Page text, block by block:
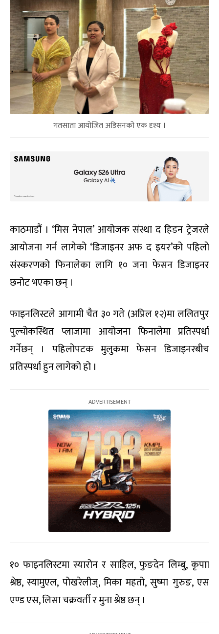
गतसाता आयोजित अडिसनको एक दृश्य ।
काठमाडौं । ‘मिस नेपाल’ आयोजक संस्था द हिडन ट्रेजरले
आयोजना गर्न लागेको ‘डिजाइनर अफ द इयर’को पहिलो
संस्करणको फिनालेका लागि १० जना फेसन डिजाइनर
छनोट भएका छन् ।
फाइनलिस्टले आगामी चैत ३० गते (अप्रिल १२)मा ललितपुर
पुल्चोकस्थित प्लाजामा आयोजना फिनालेमा प्रतिस्पर्धा
गर्नेछन् । पहिलोपटक मुलुकमा फेसन डिजाइनरबीच
प्रतिस्पर्धा हुन लागेको हो ।
१० फाइनलिस्टमा स्यारोन र साहिल, फुङदेन लिम्बु, कृपाा
श्रेष्ठ, स्यामुएल, पोखरेलीज्, मिका महतो, सुष्मा गुरुङ, एस
एण्ड एस, लिसा चक्रवर्ती र मुना श्रेष्ठ छन् ।